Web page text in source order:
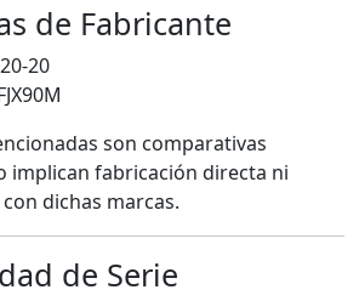
de Fabricante
20
son comparativas
implican fabricación directa ni
dichas marcas.
de Serie